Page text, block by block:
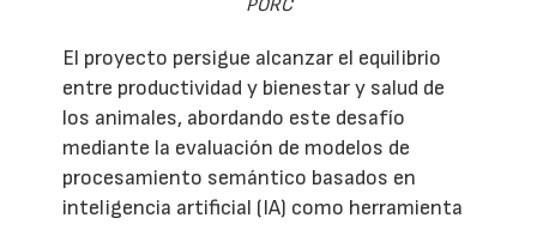
PORC
El proyecto persigue alcanzar el equilibrio
entre productividad y bienestar y salud de
los animales, abordando este desafío
mediante la evaluación de modelos de
procesamiento semántico basados en
inteligencia artificial (IA) como herramienta